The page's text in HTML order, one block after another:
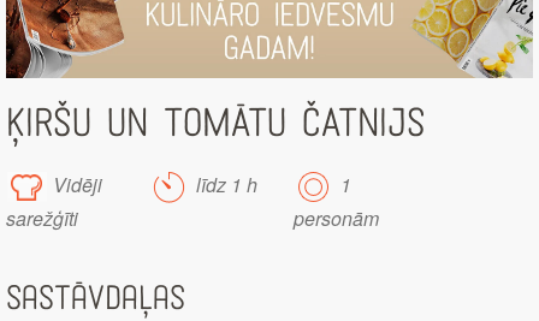
ĶIRŠU UN TOMĀTU ČATNIJS
Vidēji
sarežģīti
līdz 1 h
1
personām
Sastāvdaļas